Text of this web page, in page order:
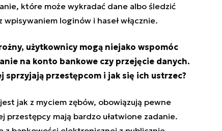
które może wykradać dane albo śledzić
loginów i haseł włącznie.
użytkownicy mogą niejako wspomóc
na konto bankowe czy przejęcie danych.
przestępcom i jak się ich ustrzec?
jak z myciem zębów, obowiązują pewne
przestępcy mają bardzo ułatwione zadanie.